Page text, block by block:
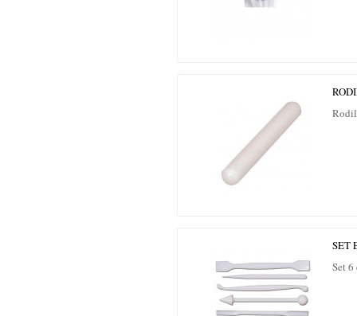
SET
Set 6